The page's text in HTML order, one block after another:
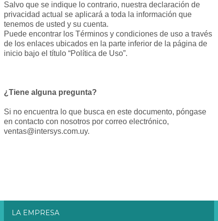
Salvo que se indique lo contrario, nuestra declaración de
privacidad actual se aplicará a toda la información que
tenemos de usted y su cuenta.
Puede encontrar los Términos y condiciones de uso a través
de los enlaces ubicados en la parte inferior de la página de
inicio bajo el título “Política de Uso”.
¿Tiene alguna pregunta?
Si no encuentra lo que busca en este documento, póngase
en contacto con nosotros por correo electrónico,
ventas@intersys.com.uy.
LA EMPRESA